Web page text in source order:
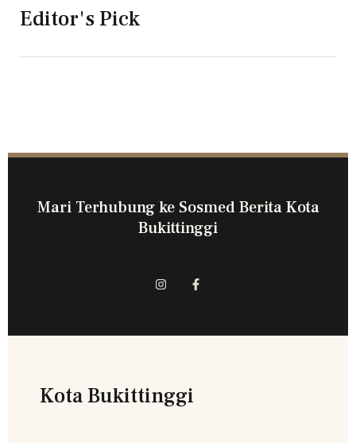
Editor's Pick
Mari Terhubung ke Sosmed Berita Kota
Bukittinggi
Kota Bukittinggi